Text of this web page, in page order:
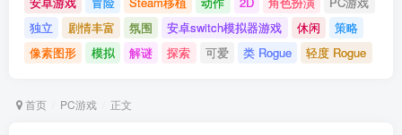
独立
剧情丰富 氛围 安卓switch模拟器游戏 休闲
策略
像素图形
模拟 解谜 探索 可爱 类 Rogue 轻度 Rogue
首页 PC游戏 正文